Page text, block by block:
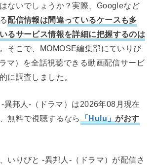
ないでしょうか？実際、Googleなど
配信情報は間違っているケースも多
るサービス情報を詳細に把握するのは
そこで、MOMOSE編集部にていりび
マ）を全話視聴できる動画配信サービ
に調査しました。
異邦人-（ドラマ）は2026年08月現在
無料で視聴するなら
「Hulu」がおす
いりびと -異邦人-（ドラマ）が配信さ